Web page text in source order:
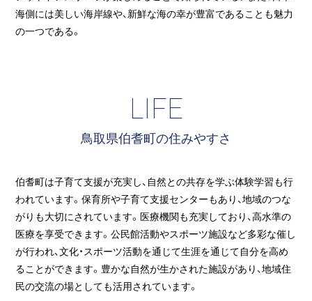
海側には美しい海岸線や、新鮮な海の幸が豊富であることも魅力
の一つである。
LIFE
鳥取県伯耆町の住みやすさ
伯耆町は子育て支援が充実し、自然との共存を学ぶ体験学習も行
われています。保育所や子育て支援センターもあり、地域のつな
がりも大切にされています。医療機関も充実しており、高水準の
医療を享受できます。公民館活動やスポーツ施設など多彩な催し
が行われ、文化・スポーツ活動を通じて生涯を通じて自分を高め
ることができます。豊かな自然が生かされた施設があり、地域住
民の交流の場としても活用されています。